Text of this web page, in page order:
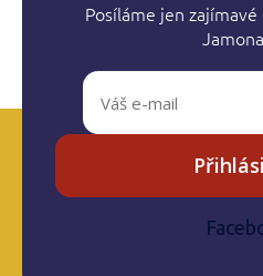
Posíláme jen